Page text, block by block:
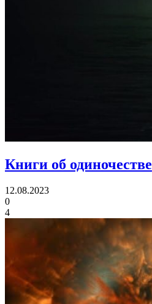
Книги об одиночестве
12.08.2023
0
4